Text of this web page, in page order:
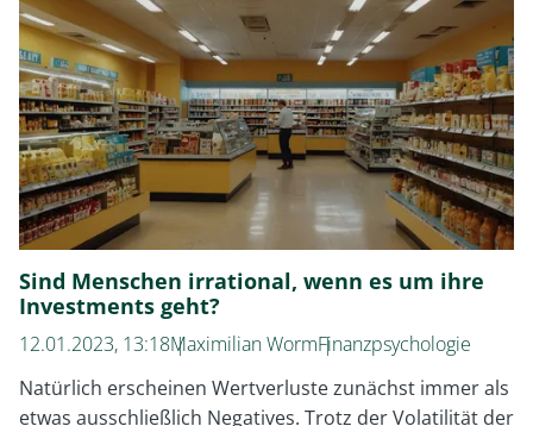
in
den
Anleihenmärkten
Sind Menschen irrational, wenn es um ihre
Investments geht?
12.01.2023, 13:18Maximilian WormFinanzpsychologie
Natürlich erscheinen Wertverluste zunächst immer als
etwas ausschließlich Negatives. Trotz der Volatilität der